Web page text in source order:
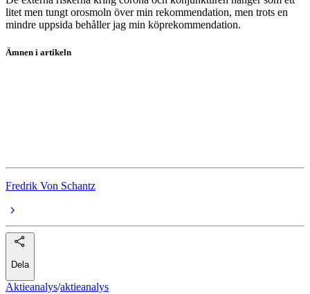
litet men tungt orosmoln över min rekommendation, men trots en
mindre uppsida behåller jag min köprekommendation.
Ämnen i artikeln
Fredrik Von Schantz
Dela
Aktieanalys/aktieanalys